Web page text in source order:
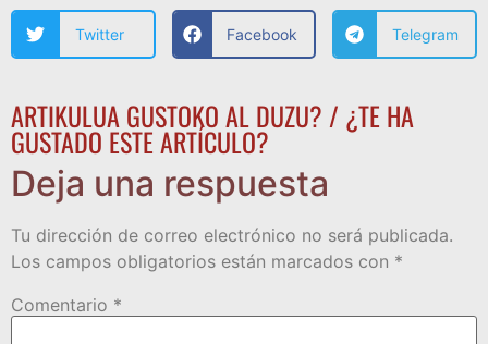
Twitter Facebook Telegram
ARTIKULUA GUSTOKO AL DUZU? / ¿TE HA
GUSTADO ESTE ARTÍCULO?
Deja una respuesta
Tu dirección de correo electrónico no será publicada.
Los campos obligatorios están marcados con *
Comentario *